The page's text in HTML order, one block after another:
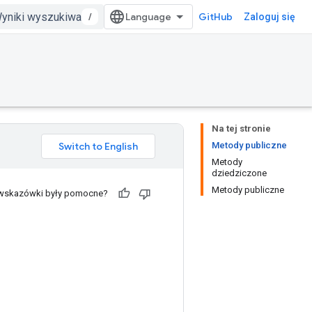
/ GitHub Zaloguj się
Na tej stronie
Metody publiczne
Metody
dziedziczone
Metody publiczne
były pomocne?